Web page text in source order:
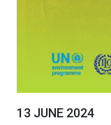
13 JUNE 2024